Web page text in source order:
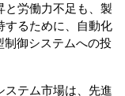
と労働力不足も、製
するために、自動化
御システムへの投
ステム市場は、先進